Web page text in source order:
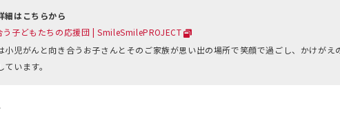
はこちらから
う子どもたちの応援団 | SmileSmilePROJECT
小児がんと向き合うお子さんとそのご家族が思い出の場所で笑顔で過ごし、かけがえ
います。